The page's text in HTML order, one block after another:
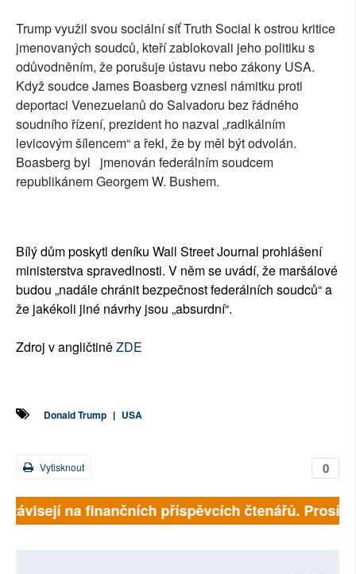
Trump využil svou sociální síť Truth Social k ostrou kritice
jmenovaných soudců, kteří zablokovali jeho politiku s
odůvodněním, že porušuje ústavu nebo zákony USA.
Když soudce James Boasberg vznesl námitku proti
deportaci Venezuelanů do Salvadoru bez řádného
soudního řízení, prezident ho nazval „radikálním
levicovým šílencem“ a řekl, že by měl být odvolán.
Boasberg byl jmenován federálním soudcem
republikánem Georgem W. Bushem.
Bílý dům poskytl deníku Wall Street Journal prohlášení
ministerstva spravedlnosti. V něm se uvádí, že maršálové
budou „nadále chránit bezpečnost federálních soudců“ a
že jakékoli jiné návrhy jsou „absurdní“.
Zdroj v angličtiněZDE
Donald Trump | USA
0
Vytisknout
na finančních příspěvcích čtenářů.